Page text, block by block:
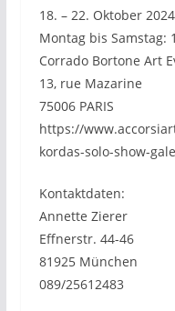
18. – 22. Oktober 2024
Montag bis Samstag:
Corrado Bortone Art
13, rue Mazarine
75006 PARIS
https://
kordas-solo-show-
Kontaktdaten:
Annette Zierer
Effnerstr. 44-46
81925 München
089/25612483